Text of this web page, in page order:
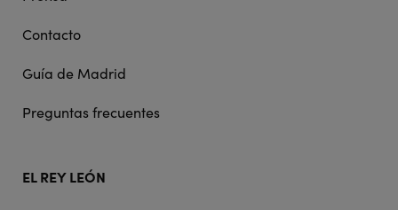
Contacto
Guía de Madrid
Preguntas frecuentes
EL REY LEÓN